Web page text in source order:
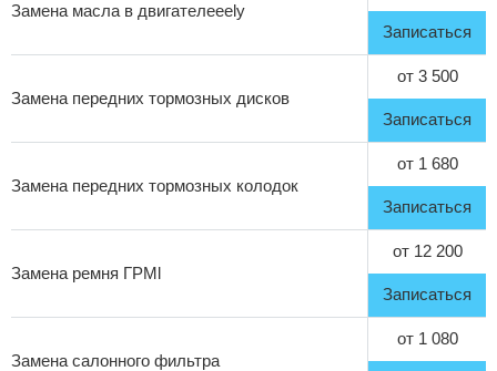
Замена масла в двигателеeely
Записаться
Замена передних тормозных дисков
от 3 500
Записаться
Замена передних тормозных колодок
от 1 680
Записаться
Замена ремня ГРМl
от 12 200
Записаться
Замена салонного фильтра
от 1 080